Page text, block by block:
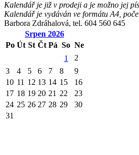
Kalendář je již v prodeji a je možno jej
Kalendář je vydáván ve formátu A4,
Barbora Zdráhalová, tel. 604 560 645
Srpen 2026
Po Út St Čt Pá So Ne
1
2
3
4 5 6 7 8
9
10 11 12 13 14 15
16
17 18 19 20 21 22
23
24 25 26 27 28 29
30
31